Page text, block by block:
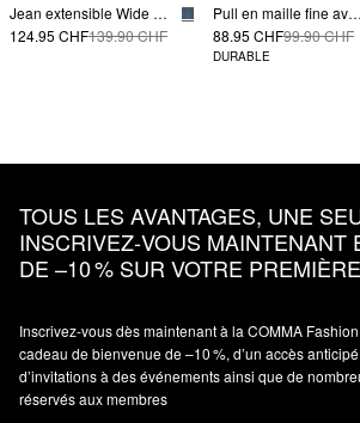
Jean extensible Wide Leg
124.95 CHF139.90 CHF
Pull en maille fine avec un col montant
88.95 CHF99.90 CHF
DURABLE
TOUS LES AVANTAGES, UNE
INSCRIVEZ‑VOUS MAINTENANT
DE –10 % SUR VOTRE
Inscrivez‑vous dès maintenant à la COMMA
cadeau de bienvenue de –10 %, d’un accès
d’invitations à des événements ainsi que de
réservés aux membres